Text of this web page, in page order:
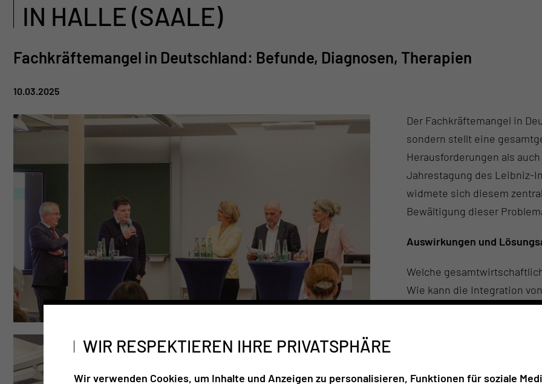
IN HALLE (SAALE)
Fachkräftemangel in Deutschland: Befunde, Diagnosen, Therapien
10.03.2025
Der Fachkräftemangel in
sondern stellt eine
Herausforderungen als
Jahrestagung des Leibniz-
widmete sich diesem
Bewältigung dieser
Auswirkungen und
Welche
Wie kann die Integration
Welche Potenziale bietet
Zum Auftakt hielt
und Soziales) eine Rede
WIR RESPEKTIEREN IHRE PRIVATSPHÄRE
Wir verwenden Cookies, um Inhalte und Anzeigen zu personalisieren, Funktionen für soziale